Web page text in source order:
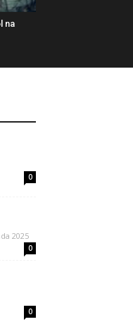
na
0
2025
0
0